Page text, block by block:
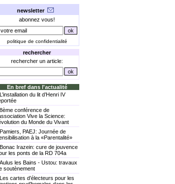
newsletter
abonnez vous!
politique de confidentialité
rechercher
rechercher un article:
En bref dans l'actualité
L’installation du lit d’Henri IV
8ème conférence de
Vive la Science:
du Monde du Vivant
Pamiers, PAEJ: Journée de
à la «Parentalité»
Bonac Irazein: cure de jouvence
les ponts de la RD 704a
Aulus les Bains - Ustou: travaux
soutènement
Les cartes d’électeurs pour les